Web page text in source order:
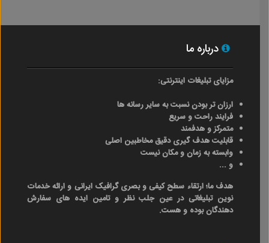
درباره ما
مزایای تبلیغات اینترنتی:
ارزان تر بودن نسبت به سایر رسانه ها
فرایند راحت و سریع
متمرکز و هدفمند
قابلیت هدف گیری دقیق مخاطبین اصلی
وابسته به زمان و مکان نیست
و ...
هدف ما؛ ارتقاء سطح کیفی و بصری گرافیک ایرانی و ارائه خدمات
نوین تبلیغاتی در عین جلب نظر و تامین ایده های سفارش
دهندگان بوده و هست.